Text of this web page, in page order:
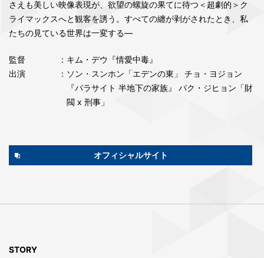
さえも美しい映像表現が、欲望の螺旋の果てに待つ＜超劇的＞ク
ライマックスへと観客を誘う。すべての纏が剥がされたとき、私
たちの見ている世界は一変する―
監督
：キム・デウ『情愛中毒』
出演
：ソン・スンホン「エデンの東」 チョ・ヨジョン
『パラサイト 半地下の家族』 パク・ジヒョン「財
閥 x 刑事」
オフィシャルサイト
STORY